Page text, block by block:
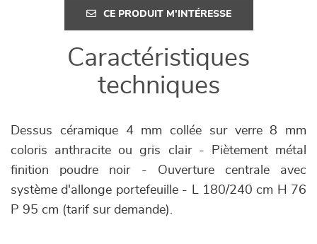
CE PRODUIT M'INTÉRESSE
Caractéristiques
techniques
Dessus céramique 4 mm collée sur verre 8 mm
coloris anthracite ou gris clair - Piètement métal
finition poudre noir - Ouverture centrale avec
système d'allonge portefeuille - L 180/240 cm H 76
P 95 cm (tarif sur demande).